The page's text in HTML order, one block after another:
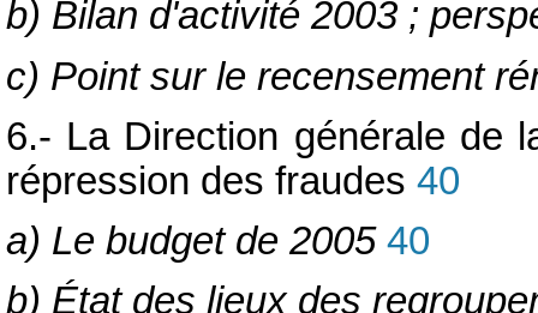
b) Bilan d'activité 2003 ;
c) Point sur le recensement
6.- La Direction générale de
répression des fraudes 40
a) Le budget de 200540
b) État des lieux des